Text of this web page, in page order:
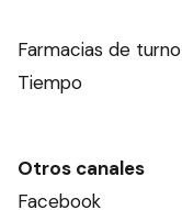
Farmacias de turno
Tiempo
Otros canales
Facebook